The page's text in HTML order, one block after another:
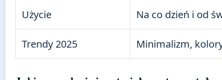
Użycie Na co dzień i od
Trendy 2025 Minimalizm,